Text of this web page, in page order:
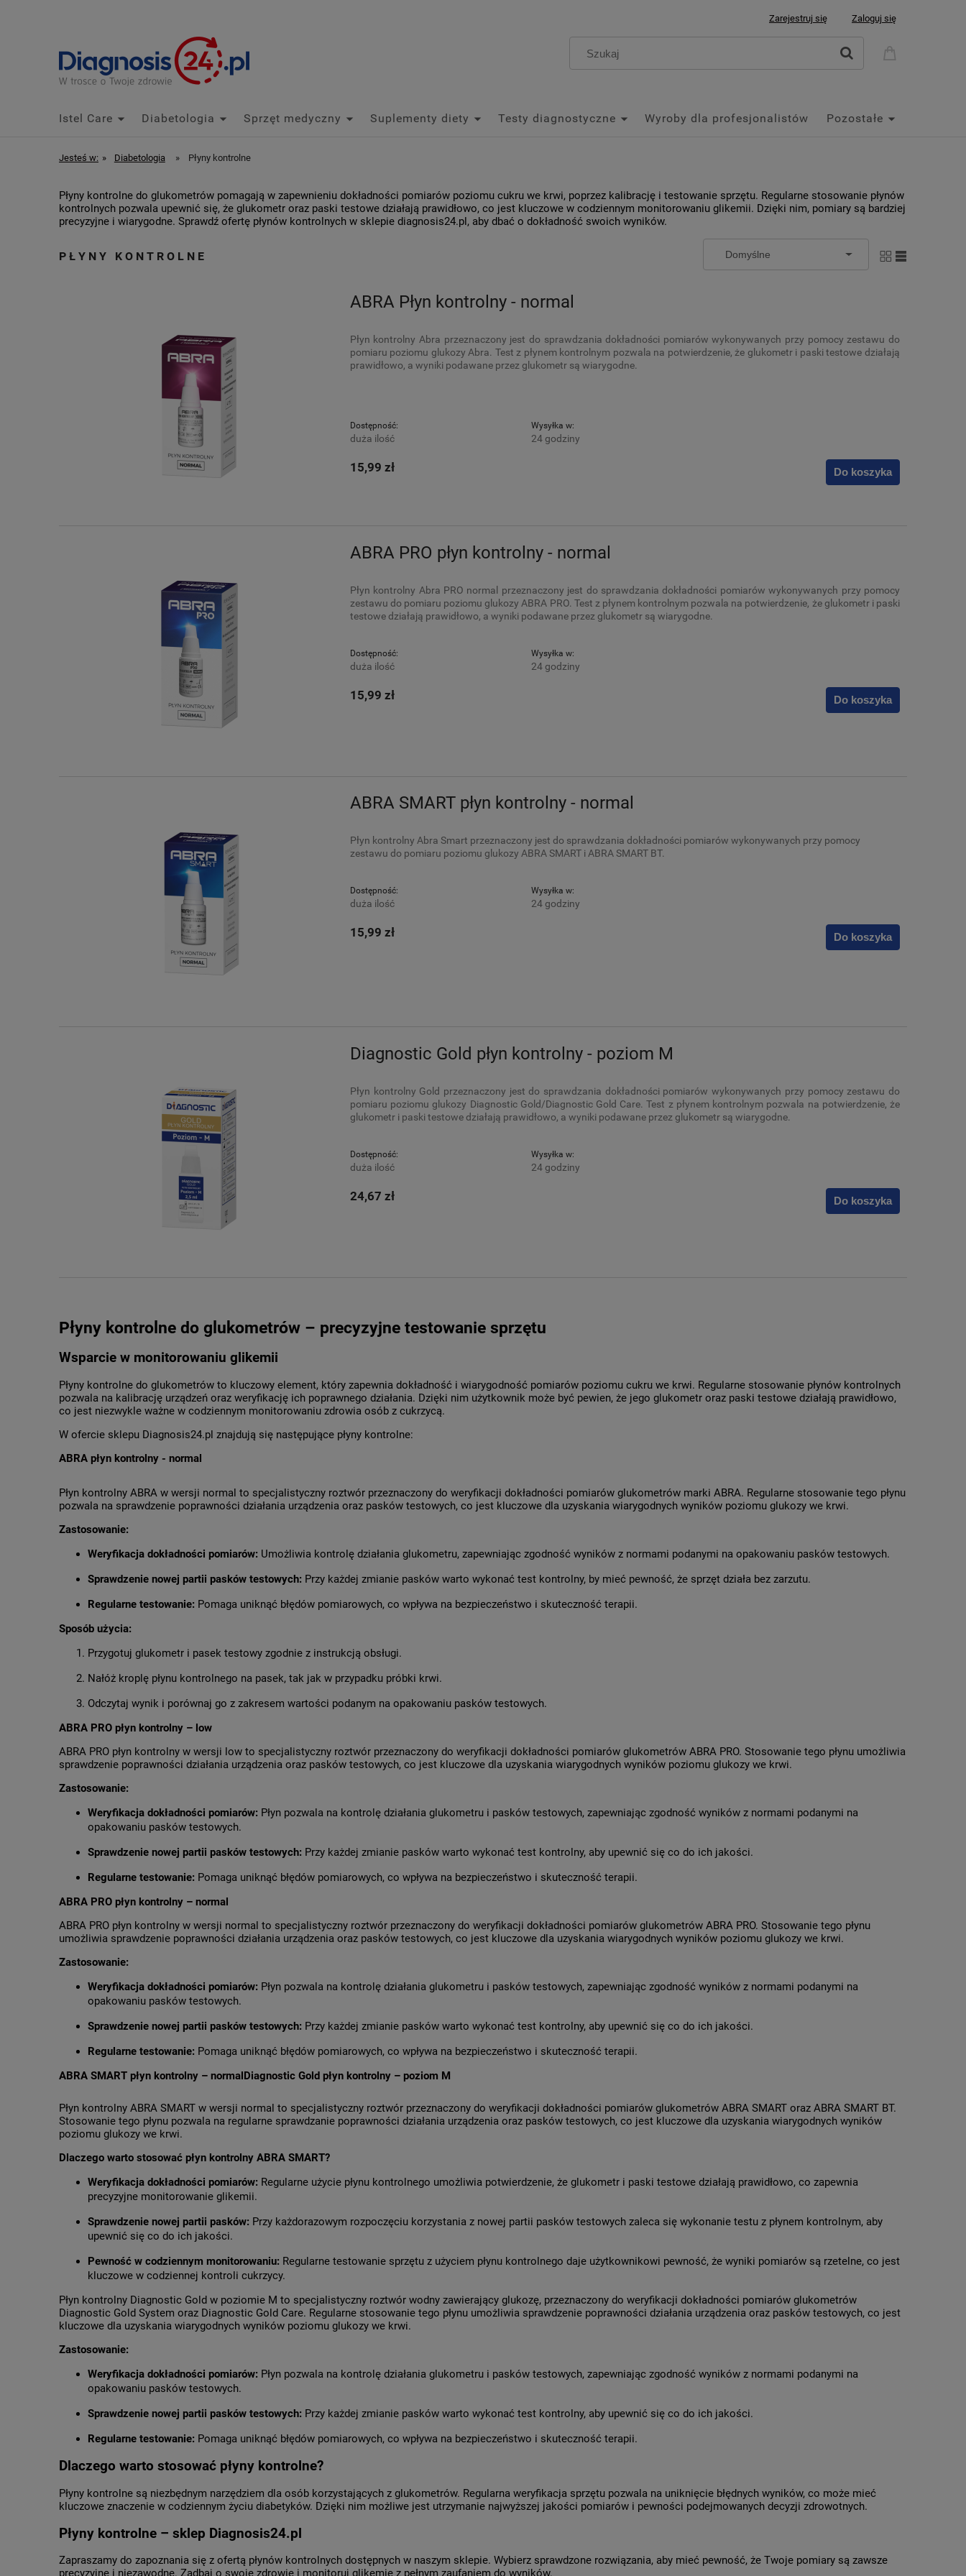
Zarejestruj się Zaloguj się
Istel Care Diabetologia Sprzęt medyczny Suplementy diety Testy diagnostyczne Wyroby dla profesjonalistów Pozostałe
Jesteś w: » Diabetologia » Płyny kontrolne
Płyny kontrolne do glukometrów pomagają w zapewnieniu dokładności pomiarów poziomu cukru we krwi, poprzez kalibrację i testowanie sprzętu. Regularne stosowanie płynów
kontrolnych pozwala upewnić się, że glukometr oraz paski testowe działają prawidłowo, co jest kluczowe w codziennym monitorowaniu glikemii. Dzięki nim, pomiary są bardziej
precyzyjne i wiarygodne. Sprawdź ofertę płynów kontrolnych w sklepie diagnosis24.pl, aby dbać o dokładność swoich wyników.
PŁYNY KONTROLNE
ABRA Płyn kontrolny - normal
Płyn kontrolny Abra przeznaczony jest do sprawdzania dokładności pomiarów wykonywanych przy pomocy zestawu do
pomiaru poziomu glukozy Abra. Test z płynem kontrolnym pozwala na potwierdzenie, że glukometr i paski testowe działają
prawidłowo, a wyniki podawane przez glukometr są wiarygodne.
Dostępność:
duża ilość
Wysyłka w:
24 godziny
15,99 zł Do koszyka
ABRA PRO płyn kontrolny - normal
Płyn kontrolny Abra PRO normal przeznaczony jest do sprawdzania dokładności pomiarów wykonywanych przy pomocy
zestawu do pomiaru poziomu glukozy ABRA PRO. Test z płynem kontrolnym pozwala na potwierdzenie, że glukometr i paski
testowe działają prawidłowo, a wyniki podawane przez glukometr są wiarygodne.
Dostępność:
duża ilość
Wysyłka w:
24 godziny
15,99 zł Do koszyka
ABRA SMART płyn kontrolny - normal
Płyn kontrolny Abra Smart przeznaczony jest do sprawdzania dokładności pomiarów wykonywanych przy pomocy
zestawu do pomiaru poziomu glukozy ABRA SMART i ABRA SMART BT.
Dostępność:
duża ilość
Wysyłka w:
24 godziny
15,99 zł Do koszyka
Diagnostic Gold płyn kontrolny - poziom M
Płyn kontrolny Gold przeznaczony jest do sprawdzania dokładności pomiarów wykonywanych przy pomocy zestawu do
pomiaru poziomu glukozy Diagnostic Gold/Diagnostic Gold Care. Test z płynem kontrolnym pozwala na potwierdzenie, że
glukometr i paski testowe działają prawidłowo, a wyniki podawane przez glukometr są wiarygodne.
Dostępność:
duża ilość
Wysyłka w:
24 godziny
24,67 zł Do koszyka
Płyny kontrolne do glukometrów – precyzyjne testowanie sprzętu
Wsparcie w monitorowaniu glikemii
Płyny kontrolne do glukometrów to kluczowy element, który zapewnia dokładność i wiarygodność pomiarów poziomu cukru we krwi. Regularne stosowanie płynów kontrolnych
pozwala na kalibrację urządzeń oraz weryfikację ich poprawnego działania. Dzięki nim użytkownik może być pewien, że jego glukometr oraz paski testowe działają prawidłowo,
co jest niezwykle ważne w codziennym monitorowaniu zdrowia osób z cukrzycą.
W ofercie sklepu Diagnosis24.pl znajdują się następujące płyny kontrolne:
ABRA płyn kontrolny - normal
Płyn kontrolny ABRA w wersji normal to specjalistyczny roztwór przeznaczony do weryfikacji dokładności pomiarów glukometrów marki ABRA. Regularne stosowanie tego płynu
pozwala na sprawdzenie poprawności działania urządzenia oraz pasków testowych, co jest kluczowe dla uzyskania wiarygodnych wyników poziomu glukozy we krwi.
Zastosowanie:
Weryfikacja dokładności pomiarów: Umożliwia kontrolę działania glukometru, zapewniając zgodność wyników z normami podanymi na opakowaniu pasków testowych.
Sprawdzenie nowej partii pasków testowych: Przy każdej zmianie pasków warto wykonać test kontrolny, by mieć pewność, że sprzęt działa bez zarzutu.
Regularne testowanie: Pomaga uniknąć błędów pomiarowych, co wpływa na bezpieczeństwo i skuteczność terapii.
Sposób użycia:
Przygotuj glukometr i pasek testowy zgodnie z instrukcją obsługi.
Nałóż kroplę płynu kontrolnego na pasek, tak jak w przypadku próbki krwi.
Odczytaj wynik i porównaj go z zakresem wartości podanym na opakowaniu pasków testowych.
ABRA PRO płyn kontrolny – low
ABRA PRO płyn kontrolny w wersji low to specjalistyczny roztwór przeznaczony do weryfikacji dokładności pomiarów glukometrów ABRA PRO. Stosowanie tego płynu umożliwia
sprawdzenie poprawności działania urządzenia oraz pasków testowych, co jest kluczowe dla uzyskania wiarygodnych wyników poziomu glukozy we krwi.
Zastosowanie:
Weryfikacja dokładności pomiarów: Płyn pozwala na kontrolę działania glukometru i pasków testowych, zapewniając zgodność wyników z normami podanymi na
opakowaniu pasków testowych.
Sprawdzenie nowej partii pasków testowych: Przy każdej zmianie pasków warto wykonać test kontrolny, aby upewnić się co do ich jakości.
Regularne testowanie: Pomaga uniknąć błędów pomiarowych, co wpływa na bezpieczeństwo i skuteczność terapii.
ABRA PRO płyn kontrolny – normal
ABRA PRO płyn kontrolny w wersji normal to specjalistyczny roztwór przeznaczony do weryfikacji dokładności pomiarów glukometrów ABRA PRO. Stosowanie tego płynu
umożliwia sprawdzenie poprawności działania urządzenia oraz pasków testowych, co jest kluczowe dla uzyskania wiarygodnych wyników poziomu glukozy we krwi.
Zastosowanie:
Weryfikacja dokładności pomiarów: Płyn pozwala na kontrolę działania glukometru i pasków testowych, zapewniając zgodność wyników z normami podanymi na
opakowaniu pasków testowych.
Sprawdzenie nowej partii pasków testowych: Przy każdej zmianie pasków warto wykonać test kontrolny, aby upewnić się co do ich jakości.
Regularne testowanie: Pomaga uniknąć błędów pomiarowych, co wpływa na bezpieczeństwo i skuteczność terapii.
ABRA SMART płyn kontrolny – normal
Płyn kontrolny ABRA SMART w wersji normal to specjalistyczny roztwór przeznaczony do weryfikacji dokładności pomiarów glukometrów ABRA SMART oraz ABRA SMART BT.
Stosowanie tego płynu pozwala na regularne sprawdzanie poprawności działania urządzenia oraz pasków testowych, co jest kluczowe dla uzyskania wiarygodnych wyników
poziomu glukozy we krwi.
Dlaczego warto stosować płyn kontrolny ABRA SMART?
Weryfikacja dokładności pomiarów: Regularne użycie płynu kontrolnego umożliwia potwierdzenie, że glukometr i paski testowe działają prawidłowo, co zapewnia
precyzyjne monitorowanie glikemii.
Sprawdzenie nowej partii pasków: Przy każdorazowym rozpoczęciu korzystania z nowej partii pasków testowych zaleca się wykonanie testu z płynem kontrolnym, aby
upewnić się co do ich jakości.
Pewność w codziennym monitorowaniu: Regularne testowanie sprzętu z użyciem płynu kontrolnego daje użytkownikowi pewność, że wyniki pomiarów są rzetelne, co jest
kluczowe w codziennej kontroli cukrzycy.
Diagnostic Gold płyn kontrolny – poziom M
Płyn kontrolny Diagnostic Gold w poziomie M to specjalistyczny roztwór wodny zawierający glukozę, przeznaczony do weryfikacji dokładności pomiarów glukometrów
Diagnostic Gold System oraz Diagnostic Gold Care. Regularne stosowanie tego płynu umożliwia sprawdzenie poprawności działania urządzenia oraz pasków testowych, co jest
kluczowe dla uzyskania wiarygodnych wyników poziomu glukozy we krwi.
Zastosowanie:
Weryfikacja dokładności pomiarów: Płyn pozwala na kontrolę działania glukometru i pasków testowych, zapewniając zgodność wyników z normami podanymi na
opakowaniu pasków testowych.
Sprawdzenie nowej partii pasków testowych: Przy każdej zmianie pasków warto wykonać test kontrolny, aby upewnić się co do ich jakości.
Regularne testowanie: Pomaga uniknąć błędów pomiarowych, co wpływa na bezpieczeństwo i skuteczność terapii.
Dlaczego warto stosować płyny kontrolne?
Płyny kontrolne są niezbędnym narzędziem dla osób korzystających z glukometrów. Regularna weryfikacja sprzętu pozwala na uniknięcie błędnych wyników, co może mieć
kluczowe znaczenie w codziennym życiu diabetyków. Dzięki nim możliwe jest utrzymanie najwyższej jakości pomiarów i pewności podejmowanych decyzji zdrowotnych.
Płyny kontrolne – sklep Diagnosis24.pl
Zapraszamy do zapoznania się z ofertą płynów kontrolnych dostępnych w naszym sklepie. Wybierz sprawdzone rozwiązania, aby mieć pewność, że Twoje pomiary są zawsze
precyzyjne i niezawodne. Zadbaj o swoje zdrowie i monitoruj glikemię z pełnym zaufaniem do wyników.